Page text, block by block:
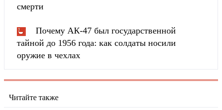
смерти
Почему АК-47 был государственной
тайной до 1956 года: как солдаты носили
оружие в чехлах
Читайте также